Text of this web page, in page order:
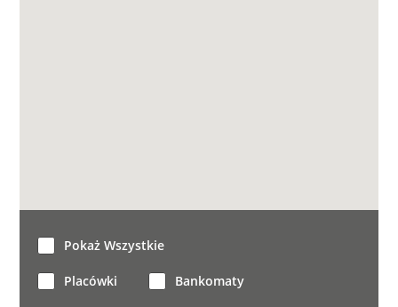
Pokaż Wszystkie
Placówki Bankomaty